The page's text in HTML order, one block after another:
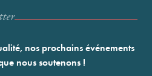
nos prochains événements
nous soutenons !